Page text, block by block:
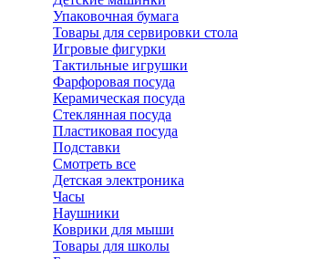
Упаковочная бумага
Товары для сервировки стола
Игровые фигурки
Тактильные игрушки
Фарфоровая посуда
Керамическая посуда
Стеклянная посуда
Пластиковая посуда
Подставки
Смотреть все
Детская электроника
Часы
Наушники
Коврики для мыши
Товары для школы